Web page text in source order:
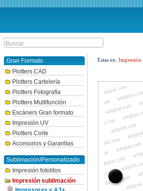
Gran Formato
Plotters CAD
Plotters Cartelería
Plotters Fotografía
Plotters Multifunción
Escáners Gran formato
Impresión UV
Plotters Corte
Accesorios y Garantías
Sublimación/Personalizado
Impresión fotolitos
Impresión sublimación
Estas en: Impresión